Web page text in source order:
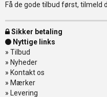
Få de gode tilbud først, tilmeld
Sikker betaling
Nyttige links
» Tilbud
» Nyheder
» Kontakt os
» Mærker
» Levering